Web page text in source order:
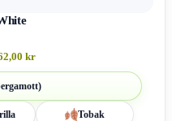
kr
Tobak